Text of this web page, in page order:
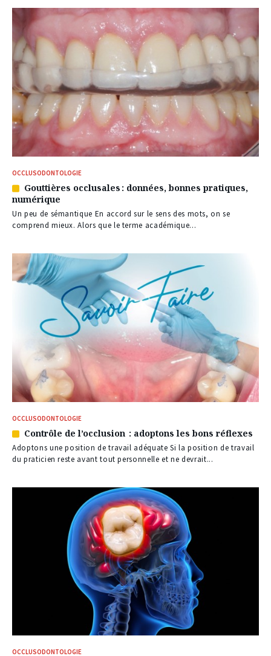
OCCLUSODONTOLOGIE
Article
réservé
à
nos
Gouttières occlusales : données, bonnes pratiques,
numérique
Un peu de sémantique En accord sur le sens des mots, on se
comprend mieux. Alors que le terme académique...
OCCLUSODONTOLOGIE
Article
réservé
à
Contrôle de l’occlusion : adoptons les bons réflexes
Adoptons une position de travail adéquate Si la position de travail
du praticien reste avant tout personnelle et ne devrait...
OCCLUSODONTOLOGIE